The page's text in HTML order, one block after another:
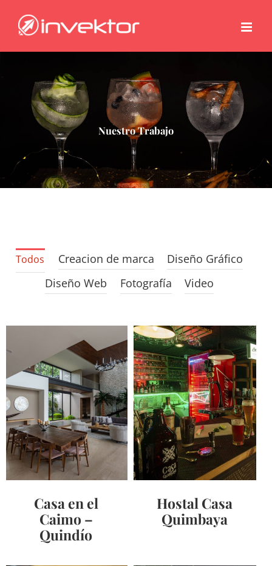
Nuestro Trabajo
Creacion de marca
Diseño Gráfico
Diseño Web
Fotografía Video
Casa en el
Quindío
Casa en el
Caimo –
Quindío
Hostal Casa
Quimbaya
Hostal Casa
Quimbaya